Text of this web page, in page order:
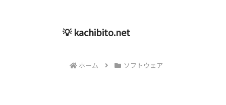
💡 kachibito.net
ホーム ソフトウェア